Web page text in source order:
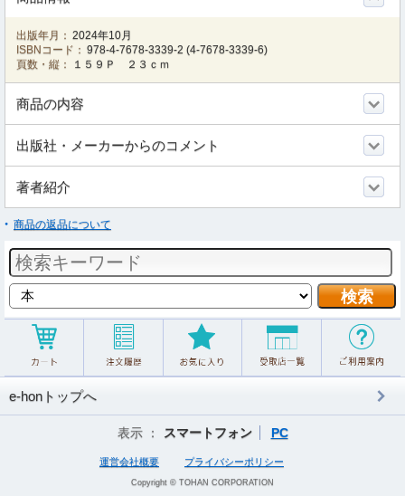
出版年月： 2024年10月
ISBNコード： 978-4-7678-3339-2 (4-7678-3339-6)
頁数・縦：
１５９Ｐ ２３ｃｍ
商品の内容
出版社・メーカーからのコメント
著者紹介
商品の返品について
e-honトップへ
表示 ： スマートフォン PC
運営会社概要 プライバシーポリシー
Copyright © TOHAN CORPORATION